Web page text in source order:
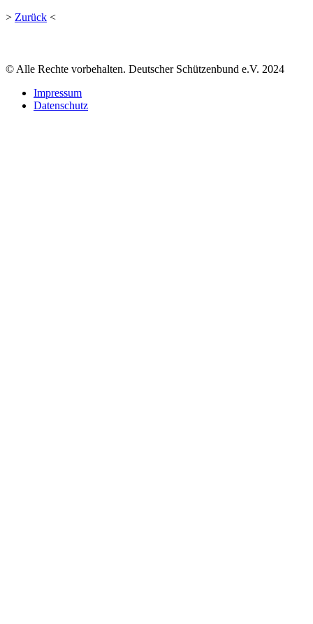
> Zurück <
© Alle Rechte vorbehalten. Deutscher Schützenbund e.V. 2024
Impressum
Datenschutz